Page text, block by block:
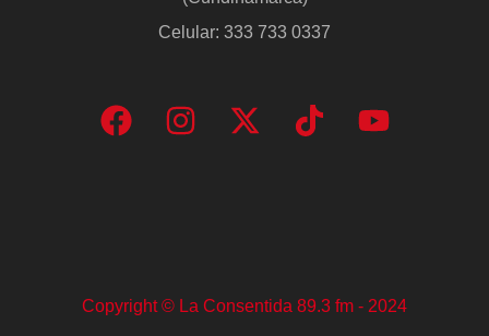
Celular: 333 733 0337
Copyright © La Consentida 89.3 fm - 2024